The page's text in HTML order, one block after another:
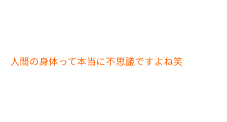
人間の身体って本当に不思議ですよね笑